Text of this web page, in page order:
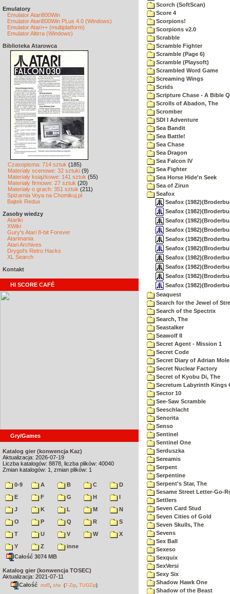
Emulatory
Emulator Atari800Win
Emulator Atari800Win PLus 4.0 (Windows)
Emulator Atari++ (multiplatform)
Emulator Altirra (Windows)
Biblioteka Atarowca
Czasopisma: 714 sztuk (185)
Materiały scenowe: 32 sztuki (9)
Materiały książkowe: 141 sztuk (55)
Materiały firmowe: 27 sztuk (20)
Materiały o grach: 351 sztuk (211)
Spiżarnia Voya na Chomikuj.pl
Bajtek Redux
Zasoby wiedzy
Atariki
XWiki
Gury's Atari 8-bit Forever
Atarimania
Atari Archives
Drygol's Retro Hacks
XL Search
Kontakt
HI SCORE CAFÉ
Gry/Games
Katalog gier (konwencja Kaz)
Aktualizacja: 2026-07-19
Liczba katalogów: 8878, liczba plików: 40040
Zmian katalogów: 1, zmian plików: 1
0-9 A B C
D
E
F G H
I
J
K L M
N
O
P Q R
S
T
U V W
X
Y
Z
inne
Całość 3074 MB
Katalog gier (konwencja TOSEC)
Aktualizacja: 2021-07-11
Całość md5 sha (7-Zip TUGZip)
Scorch (SoftScan)
Score 4
Scorpions!
Scorpions v2.0
Scrabble
Scramble Fighter
Scramble (Page 6)
Scramble (Playsoft)
Scrambled Word Game
Screaming Wings
Scrids
Scripture Chase - A Bible
Scrolls of Abadon, The
Scromber
SDI I Adventure
Sea Bandit
Sea Battle!
Sea Chase
Sea Dragon
Sea Falcon IV
Sea Fighter
Sea Horse Hide'n Seek
Sea of Zirun
Seafox
Seafox
Seafox
Seafox
Seafox
Seafox
Seafox
Seafox
Seafox
Seafox
Seafox
Seaquest
Search for the Jewel of
Search of the Spectrix
Search, The
Seastalker
Seawolf II
Secret Agent - Mission 1
Secret Code
Secret Diary of Adrian
Secret Nuclear Factory
Secret of Kyobu Di, The
Secretum Labyrinth Kings
Sector 10
See-Saw Scramble
Seeschlacht
Senorita
Senso
Sentinel
Sentinel One
Serduszka
Sereamis
Serpent
Serpentine
Serpent's Star, The
Sesame Street Letter-Go-
Settlers
Seven Card Stud
Seven Cities of Gold
Seven Skulls, The
Sevens
Sex Ball
Sexeso
Sexquix
SexVersi
Sexy Six
Shadow Hawk One
Shadow of the Beast